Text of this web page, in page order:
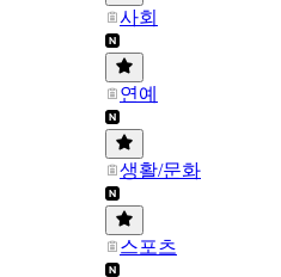
사회
연예
생활/문화
스포츠